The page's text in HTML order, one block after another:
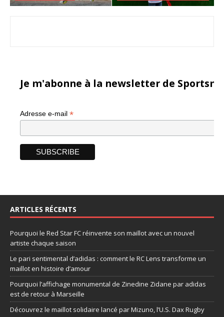
Je m'abonne à la newsletter de
Adresse e-mail *
ARTICLES RÉCENTS
Pourquoi le Red Star FC réinvente son maillot avec un nouvel
artiste chaque saison
Le pari sentimental d’adidas : comment le RC Lens transforme un
maillot en histoire d’amour
Pourquoi l’affichage monumental de Zinedine Zidane par adidas
est de retour à Marseille
Découvrez le maillot solidaire lancé par Mizuno, l’U.S. Dax Rugby